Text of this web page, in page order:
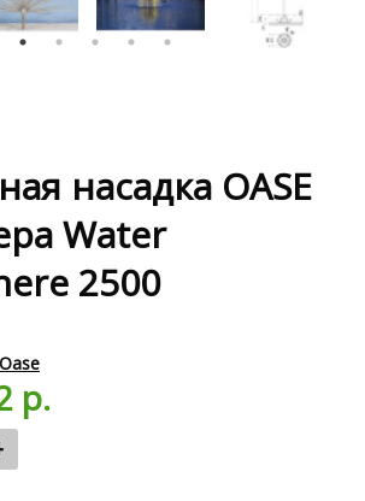
насадка OASE
Water
2500
Oase
р.